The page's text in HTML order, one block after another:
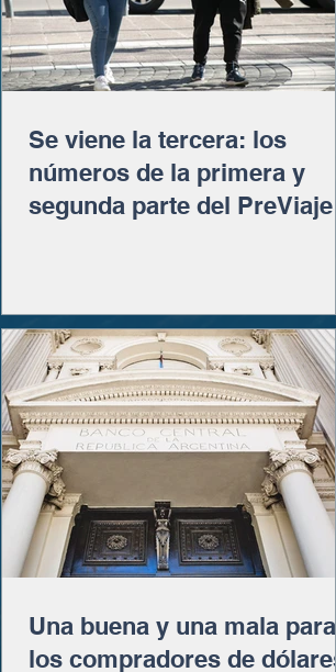
Se viene la tercera: los
números de la primera y
segunda parte del PreViaje
Una buena y una mala para
los compradores de dólares